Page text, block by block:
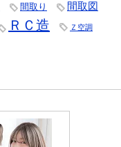
間取り 間取図
ＲＣ造 Ｚ空調